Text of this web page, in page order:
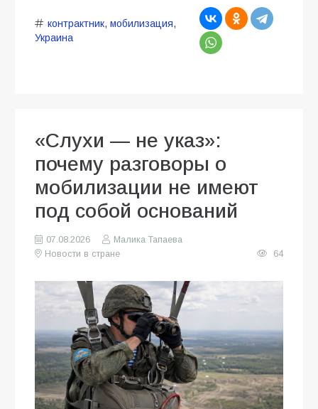
контрактник, мобилизация,
Украина
«Слухи — не указ»:
почему разговоры о
мобилизации не имеют
под собой оснований
07.08.2026
Малика Тапаева
Новости в стране
64